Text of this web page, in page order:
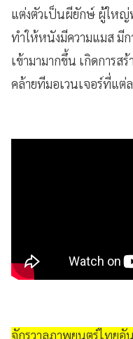
แต่งตัวเป็นผียักษ์ ผู้ใหญ่
ทำให้หนังมีความแมส มี
เข้ามามากขึ้น เกิดการส
คล้ายทีมอเวนเจอร์ที่แต่
จักรวาลภาพยนตร์ไทยอั